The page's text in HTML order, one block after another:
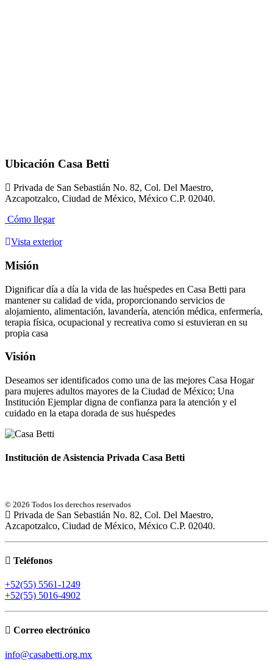
Ubicación Casa Betti
Privada de San Sebastián No. 82, Col. Del Maestro,
Azcapotzalco, Ciudad de México, México C.P. 02040.
Cómo llegar
Vista exterior
Misión
Dignificar día a día la vida de las huéspedes en Casa Betti para
mantener su calidad de vida, proporcionando servicios de
alojamiento, alimentación, lavandería, atención médica, enfermería,
terapia física, ocupacional y recreativa como si estuvieran en su
propia casa
Visión
Deseamos ser identificados como una de las mejores Casa Hogar
para mujeres adultos mayores de la Ciudad de México; Una
Institución Ejemplar digna de confianza para la atención y el
cuidado en la etapa dorada de sus huéspedes
Institución de Asistencia Privada Casa Betti
© 2026 Todos los derechos reservados
Privada de San Sebastián No. 82, Col. Del Maestro,
Azcapotzalco, Ciudad de México, México C.P. 02040.
Teléfonos
+52(55) 5561-1249
+52(55) 5016-4902
Correo electrónico
info@casabetti.org.mx